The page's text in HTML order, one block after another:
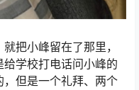
把小峰留在了那里，
学校打电话问小峰的
但是一个礼拜、两个